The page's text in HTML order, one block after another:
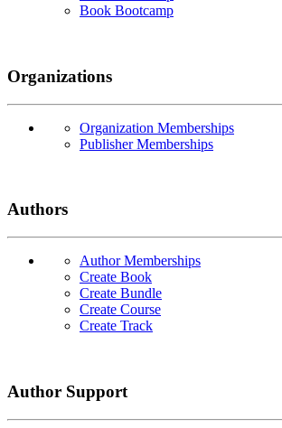
Book Bootcamp
Organizations
Organization Memberships
Publisher Memberships
Authors
Author Memberships
Create Book
Create Bundle
Create Course
Create Track
Author Support